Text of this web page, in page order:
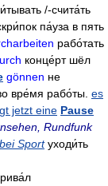
/-счита́ть
па́уза в пять
рабо́тать
конце́рт шёл
gönnen не
вре́мя рабо́ты es
jetzt eine Pause
Rundfunk
bei Sport уходи́ть